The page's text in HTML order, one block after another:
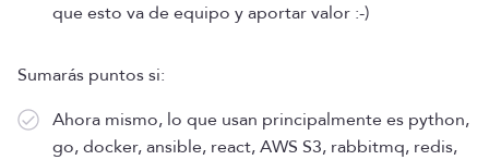
que esto va de equipo y aportar valor :-)
Sumarás puntos si:
Ahora mismo, lo que usan principalmente es python,
go, docker, ansible, react, AWS S3, rabbitmq, redis,